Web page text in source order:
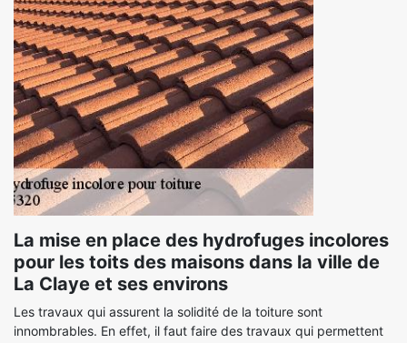
La mise en place des hydrofuges incolores
pour les toits des maisons dans la ville de
La Claye et ses environs
Les travaux qui assurent la solidité de la toiture sont
innombrables. En effet, il faut faire des travaux qui permettent